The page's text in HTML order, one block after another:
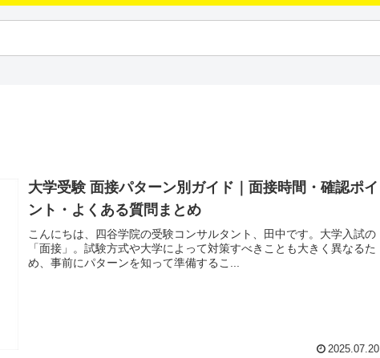
大学受験 面接パターン別ガイド｜面接時間・確認ポイ
ント・よくある質問まとめ
こんにちは、四谷学院の受験コンサルタント、田中です。大学入試の
「面接」。試験方式や大学によって対策すべきことも大きく異なるた
め、事前にパターンを知って準備するこ...
2025.07.20